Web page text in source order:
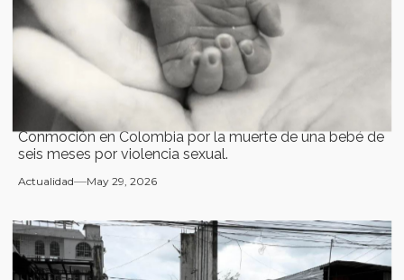
Conmoción en Colombia por la muerte de una bebé de
seis meses por violencia sexual.
Actualidad May 29, 2026